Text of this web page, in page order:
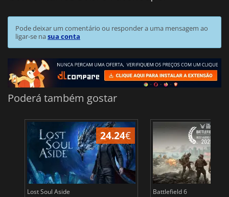
Pode deixar um comentário ou responder a uma mensagem ao
ligar-se nasua conta
Poderá também gostar
24.24€
Lost Soul Aside Battlefield 6